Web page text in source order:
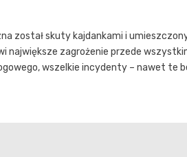
został skuty kajdankami i
największe zagrożenie przede
wszelkie incydenty – nawet te